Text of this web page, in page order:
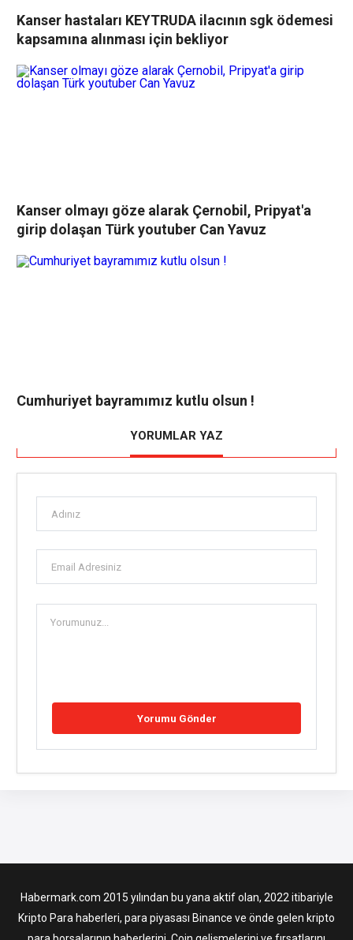
Kanser hastaları KEYTRUDA ilacının sgk ödemesi
kapsamına alınması için bekliyor
Kanser olmayı göze alarak Çernobil, Pripyat'a
girip dolaşan Türk youtuber Can Yavuz
Cumhuriyet bayramımız kutlu olsun !
YORUMLAR YAZ
Habermark.com 2015 yılından bu yana aktif olan, 2022 itibariyle
Kripto Para haberleri, para piyasası Binance ve önde gelen kripto